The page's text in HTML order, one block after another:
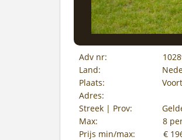
Adv nr:
Land:
Plaats:
Adres:
Streek | Prov:
Max:
8
Prijs min/max:
€